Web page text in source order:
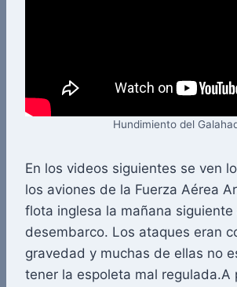
Hundimiento del
En los videos siguientes se ven
los aviones de la Fuerza Aérea
flota inglesa la mañana siguiente
desembarco. Los ataques eran
gravedad y muchas de ellas no
tener la espoleta mal regulada.A